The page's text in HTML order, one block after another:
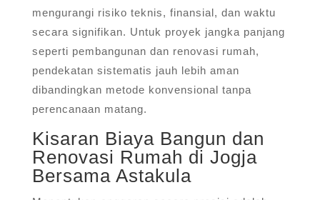
mengurangi risiko teknis, finansial, dan waktu
secara signifikan. Untuk proyek jangka panjang
seperti pembangunan dan renovasi rumah,
pendekatan sistematis jauh lebih aman
dibandingkan metode konvensional tanpa
perencanaan matang.
Kisaran Biaya Bangun dan
Renovasi Rumah di Jogja
Bersama Astakula